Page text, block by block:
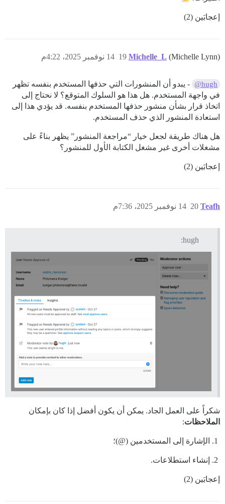
إعجابَين (2)
Michelle_L (Michelle Lynn) 14 نوفمبر 2025، 4:22م 19
@hugh - يبدو أن المنشورات التي حذفها المستخدم بنفسه تظهر
في واجهة المستخدم. هل هذا هو السلوك المتوقع؟ لا نحتاج إلى
اتخاذ قرار بشأن منشور حذفها المستخدم بنفسه. قد يؤدي هذا إلى
استعادة المنشور الذي حذف المستخدم.
هل هناك طريقة لجعل خيار “مراجعة المنشور” يظهر بناءً على
مشغلات أخرى غير مشغل الكتابة الأول للمنشور؟
إعجابَين (2)
Teafh 14 نوفمبر 2025، 7:36م 20
hugh:
شكراً على العمل الجاد. يمكن أن يكون أفضل إذا كان بإمكان
الملاحظات:
الإشارة إلى المستخدمين (@)؛
إنشاء استطلاعات.
إعجابَين (2)